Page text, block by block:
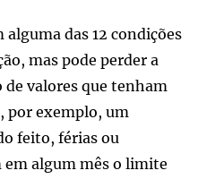
alguma das 12 condições
mas pode perder a
valores que tenham
por exemplo, um
feito, férias ou
em algum mês o limite